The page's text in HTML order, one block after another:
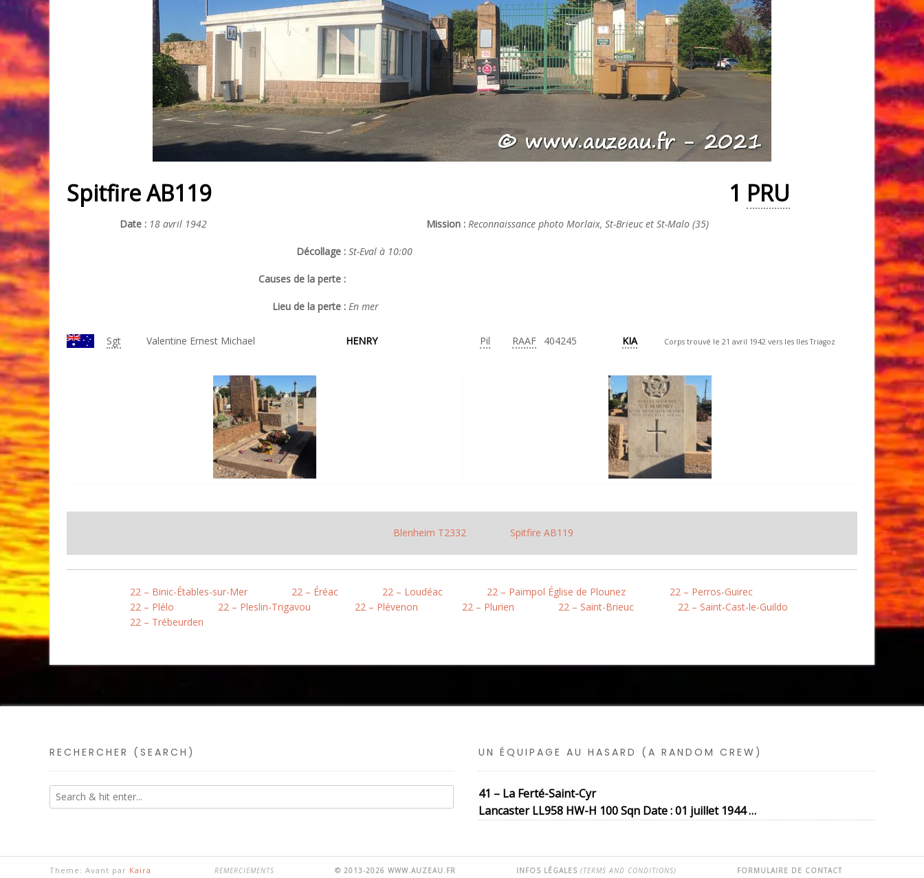
Spitfire AB119 1 PRU
Date : 18 avril 1942 Mission : Reconnaissance photo Morlaix, St-Brieuc et St-Malo (35)
Décollage : St-Eval à 10:00
Causes de la perte :
Lieu de la perte : En mer
Sgt Valentine Ernest Michael HENRY Pil RAAF 404245 KIA Corps trouvé le 21 avril 1942 vers les Iles Triagoz
Blenheim T2332 Spitfire AB119
22 – Binic-Étables-sur-Mer 22 – Éréac 22 – Loudéac 22 – Paimpol Église de Plounez
22 – Perros-Guirec
22 – Plélo
22 – Pleslin-Trigavou 22 – Plévenon 22 – Plurien 22 – Saint-Brieuc
22 – Saint-Cast-le-Guildo
22 – Trébeurden
RECHERCHER (SEARCH) UN ÉQUIPAGE AU HASARD (A RANDOM CREW)
41 – La Ferté-Saint-Cyr
Lancaster LL958 HW-H 100 Sqn Date : 01 juillet 1944 …
Theme: Avant par Kaira REMERCIEMENTS © 2013-2026 WWW.AUZEAU.FR INFOS LÉGALES (TERMS AND CONDITIONS) FORMULAIRE DE CONTACT